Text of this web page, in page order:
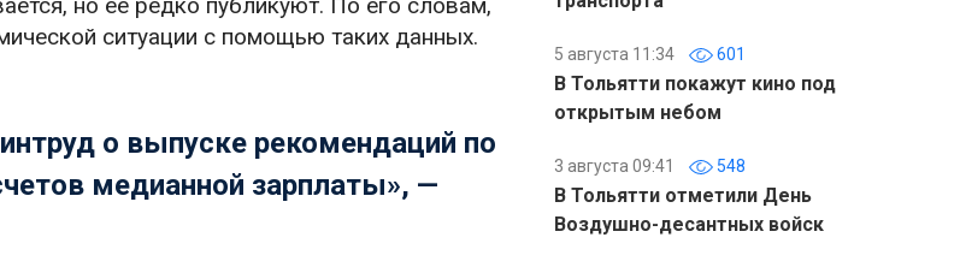
ситуации с помощью таких данных.
о выпуске рекомендаций по
медианной зарплаты», —
5 августа 11:34 601
В Тольятти покажут кино под
открытым небом
3 августа 09:41 548
В Тольятти отметили День
Воздушно-десантных войск